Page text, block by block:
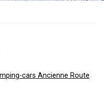
cars Ancienne Route